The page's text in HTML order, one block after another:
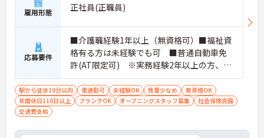
雇用形態 正社員(正職員)
応募要件
■介護職経験1年以上（無資格可）■福祉資
格有る方は未経験でも可 ■普通自動車免
許(AT限定可) ※実務経験2年以上の方、障
がい者福祉に関する経験をお持ちの方大歓
迎
駅から徒歩10分以内 車通勤可 未経験OK 残業少なめ
無資格OK
年間休日110日以上
ブランクOK オープニングスタッフ募集
社会保険完備
交通費支給